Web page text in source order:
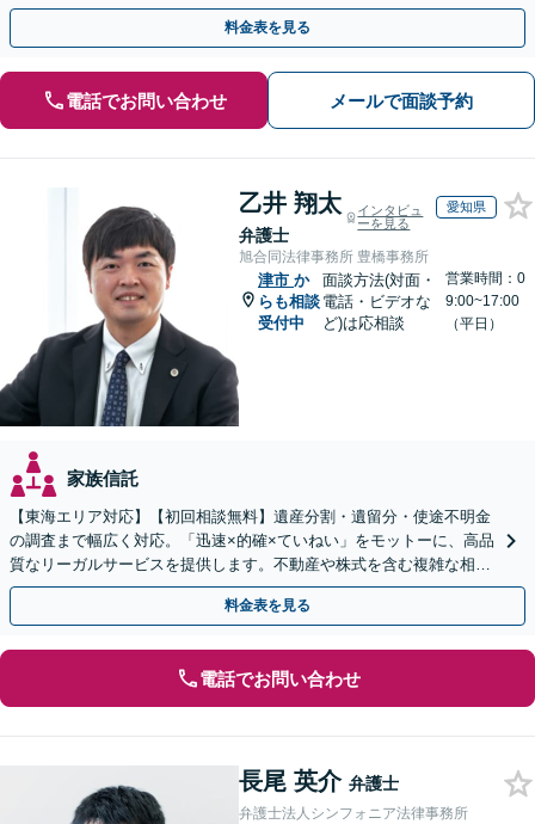
かりやすく解説。WEB相談可能。LINE予約受付中
料金表を見る
電話でお問い合わせ メールで面談予約
乙井 翔太
弁護士
インタビュ
ーを見る
愛知県
旭合同法律事務所 豊橋事務所
津市 か
らも相談
受付中
面談方法(対面・
電話・ビデオな
ど)は応相談
営業時間：0
9:00~17:00
（平日）
家族信託
【東海エリア対応】【初回相談無料】遺産分割・遺留分・使途不明金
の調査まで幅広く対応。「迅速×的確×ていねい」をモットーに、高品
質なリーガルサービスを提供します。不動産や株式を含む複雑な相続
もお任せください【休日・夜間対応OK】
料金表を見る
電話でお問い合わせ
長尾 英介 弁護士
弁護士法人シンフォニア法律事務所